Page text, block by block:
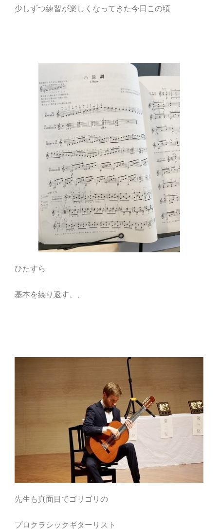
少しずつ練習が楽しくなってきた今日この頃
ひたすら
基本を繰り返す、、
先生も真面目でゴリゴリの
プロクラシックギターリスト